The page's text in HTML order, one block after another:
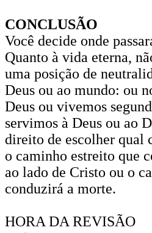
CONCLUSÃO
Você decide onde
Quanto à vida eterna,
uma posição de
Deus ou ao mundo: ou
Deus ou vivemos
servimos à Deus ou ao
direito de escolher qual
o caminho estreito que
ao lado de Cristo ou o
conduzirá a morte.
HORA DA REVISÃO